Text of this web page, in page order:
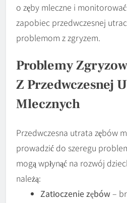
o zęby mleczne i
zapobiec przedwczesnej
problemom z zgryzem.
Problemy
Z Przedwczesnej
Mlecznych
Przedwczesna utrata zębów
prowadzić do szeregu
mogą wpłynąć na rozwój
należą:
Zatłoczenie zębów–